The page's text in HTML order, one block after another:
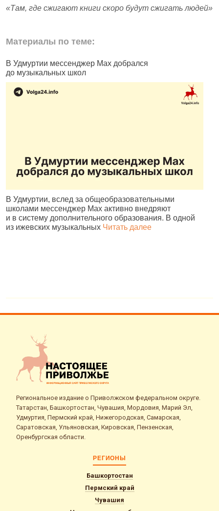
«Там, где сжигают книги скоро будут сжигать людей»
Материалы по теме:
В Удмуртии мессенджер Max добрался
до музыкальных школ
В Удмуртии, вслед за общеобразовательными
школами мессенджер Max активно внедряют
и в систему дополнительного образования. В одной
из ижевских музыкальных Читать далее
Региональное издание о Приволжском федеральном округе.
Татарстан, Башкортостан, Чувашия, Мордовия, Марий Эл,
Удмуртия, Пермский край, Нижегородская, Самарская,
Саратовская, Ульяновская, Кировская, Пензенская,
Оренбургская области.
РЕГИОНЫ
Башкортостан
Пермский край
Чувашия